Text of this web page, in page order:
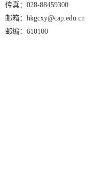
传真：028-88459300
邮箱：hkgcxy@cap.edu.cn
邮编：610100